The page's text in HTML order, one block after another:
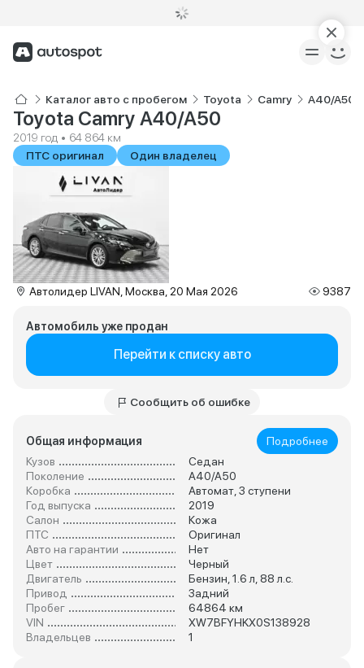
Каталог авто с пробегом Toyota Camry A40/A50
Toyota Camry A40/A50
2019 год • 64 864 км
ПТС оригинал
Один владелец
Автолидер LIVAN, Москва, 20 Мая 2026 9387
Автомобиль уже продан
Перейти к списку авто
Сообщить об ошибке
Общая информация
Подробнее
Кузов
Седан
Поколение
A40/A50
Коробка
Автомат, 3 ступени
Год выпуска
2019
Салон
Кожа
ПТС
Оригинал
Авто на гарантии
Нет
Цвет
Черный
Двигатель
Бензин, 1.6 л, 88 л.с.
Привод
Задний
Пробег
64864 км
VIN
XW7BFYHKX0S138928
Владельцев
1